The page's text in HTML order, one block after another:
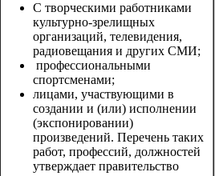
С творческими работниками
культурно-зрелищных
организаций, телевидения,
радиовещания и других СМИ;
профессиональными
спортсменами;
лицами, участвующими в
создании и (или) исполнении
(экспонировании)
произведений. Перечень таких
работ, профессий, должностей
утверждает правительство